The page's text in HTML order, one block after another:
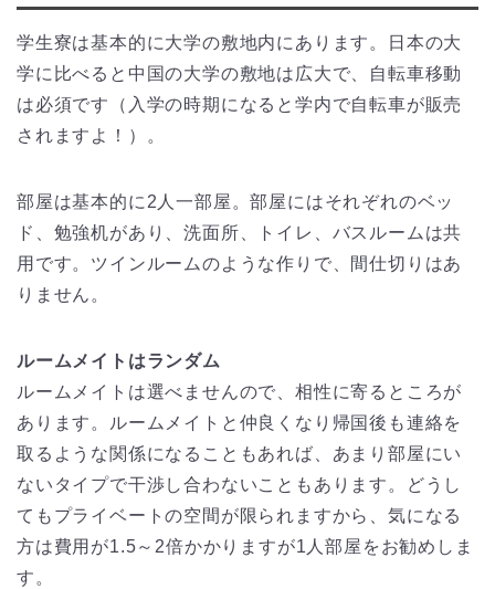
学生寮は基本的に大学の敷地内にあります。日本の大
学に比べると中国の大学の敷地は広大で、自転車移動
は必須です（入学の時期になると学内で自転車が販売
されますよ！）。
部屋は基本的に2人一部屋。部屋にはそれぞれのベッ
ド、勉強机があり、洗面所、トイレ、バスルームは共
用です。ツインルームのような作りで、間仕切りはあ
りません。
ルームメイトはランダム
ルームメイトは選べませんので、相性に寄るところが
あります。ルームメイトと仲良くなり帰国後も連絡を
取るような関係になることもあれば、あまり部屋にい
ないタイプで干渉し合わないこともあります。どうし
てもプライベートの空間が限られますから、気になる
方は費用が1.5～2倍かかりますが1人部屋をお勧めしま
す。